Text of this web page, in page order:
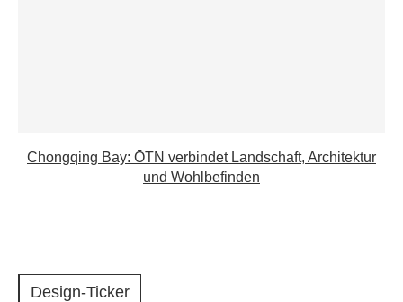
Chongqing Bay: ŌTN verbindet Landschaft, Architektur
und Wohlbefinden
Design-Ticker